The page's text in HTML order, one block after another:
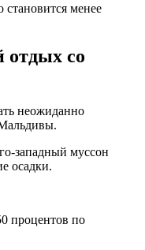
становится менее
со
неожиданно
западный муссон
осадки.
процентов по